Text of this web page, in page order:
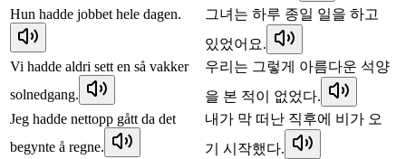
Hun hadde jobbet hele dagen.
그녀는 하루 종일 일을 하고
있었어요.
Vi hadde aldri sett en så vakker
solnedgang.
우리는 그렇게 아름다운 석양
을 본 적이 없었다.
Jeg hadde nettopp gått da det
begynte å regne.
내가 막 떠난 직후에 비가 오
기 시작했다.